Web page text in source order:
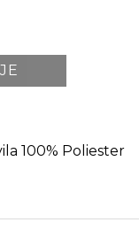
100% Poliester